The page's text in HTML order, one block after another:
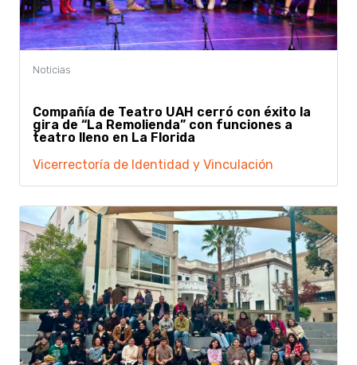
Compañía de Teatro UAH cerró con éxito la
gira de “La Remolienda” con funciones a
teatro lleno en La Florida
Vicerrectoría de Identidad y Vinculación